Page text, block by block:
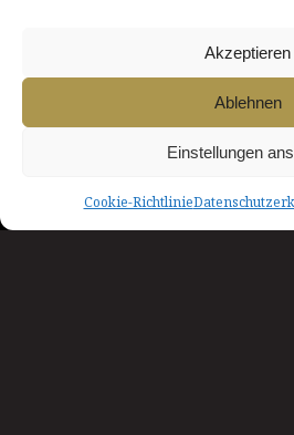
Akzeptieren
Ablehnen
Einstellungen
Cookie-Richtlinie
DATENSCHUTZERKLÄRUNG
IMPRESSUM